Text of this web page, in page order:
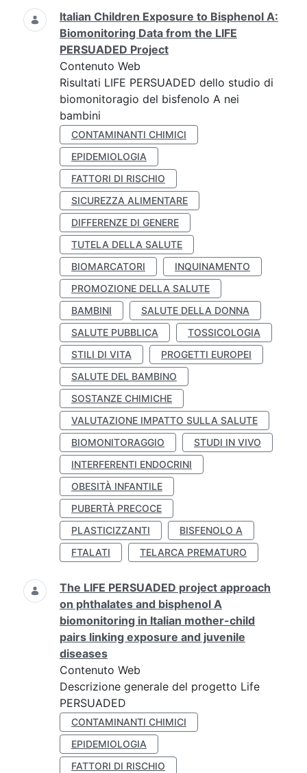
Ricerca
Italian Children Exposure to Bisphenol A:
Biomonitoring Data from the LIFE
PERSUADED Project
Contenuto Web
Risultati LIFE PERSUADED dello studio di
biomonitoragio del bisfenolo A nei
bambini
CONTAMINANTI CHIMICI
EPIDEMIOLOGIA
FATTORI DI RISCHIO
SICUREZZA ALIMENTARE
DIFFERENZE DI GENERE
TUTELA DELLA SALUTE
BIOMARCATORI
INQUINAMENTO
PROMOZIONE DELLA SALUTE
BAMBINI
SALUTE DELLA DONNA
SALUTE PUBBLICA
TOSSICOLOGIA
STILI DI VITA
PROGETTI EUROPEI
SALUTE DEL BAMBINO
SOSTANZE CHIMICHE
VALUTAZIONE IMPATTO SULLA SALUTE
BIOMONITORAGGIO
STUDI IN VIVO
INTERFERENTI ENDOCRINI
OBESITÀ INFANTILE
PUBERTÀ PRECOCE
PLASTICIZZANTI
BISFENOLO A
FTALATI
TELARCA PREMATURO
The LIFE PERSUADED project approach
on phthalates and bisphenol A
biomonitoring in Italian mother-child
pairs linking exposure and juvenile
diseases
Contenuto Web
Descrizione generale del progetto Life
PERSUADED
CONTAMINANTI CHIMICI
EPIDEMIOLOGIA
FATTORI DI RISCHIO